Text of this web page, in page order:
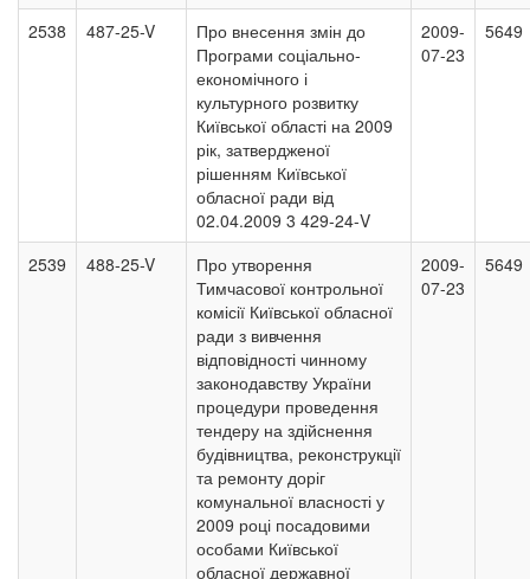
2538 487-25-V
Про внесення змін до
Програми соціально-
економічного і
культурного розвитку
Київської області на 2009
рік, затвердженої
рішенням Київської
обласної ради від
02.04.2009 3 429-24-V
2009-
07-23
5649
2539 488-25-V
Про утворення
Тимчасової контрольної
комісії Київської обласної
ради з вивчення
відповідності чинному
законодавству України
процедури проведення
тендеру на здійснення
будівництва, реконструкції
та ремонту доріг
комунальної власності у
2009 році посадовими
особами Київської
обласної державної
2009-
07-23
5649